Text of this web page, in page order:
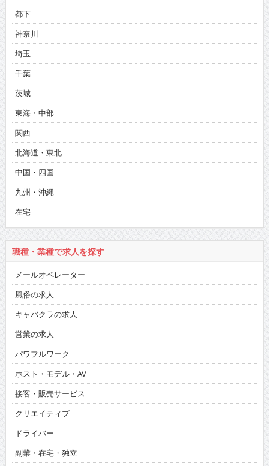
都下
神奈川
埼玉
千葉
茨城
東海・中部
関西
北海道・東北
中国・四国
九州・沖縄
在宅
職種・業種で求人を探す
メールオペレーター
風俗の求人
キャバクラの求人
営業の求人
パワフルワーク
ホスト・モデル・AV
接客・販売サービス
クリエイティブ
ドライバー
副業・在宅・独立